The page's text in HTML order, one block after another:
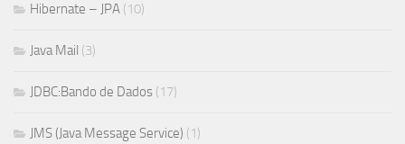
Hibernate – JPA (10)
Java Mail (3)
JDBC:Bando de Dados (17)
JMS (Java Message Service) (1)